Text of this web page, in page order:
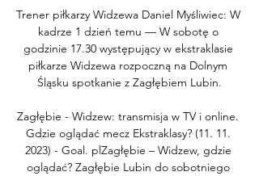
Trener piłkarzy Widzewa Daniel Myśliwiec: W
kadrze 1 dzień temu — W sobotę o
godzinie 17.30 występujący w ekstraklasie
piłkarze Widzewa rozpoczną na Dolnym
Śląsku spotkanie z Zagłębiem Lubin.
Zagłębie - Widzew: transmisja w TV i online.
Gdzie oglądać mecz Ekstraklasy? (11. 11.
2023) - Goal. plZagłębie – Widzew, gdzie
oglądać? Zagłębie Lubin do sobotniego